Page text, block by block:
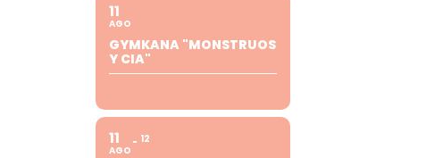
11
AGO
GYMKANA "MONSTRUOS
Y CIA"
11
AGO
12